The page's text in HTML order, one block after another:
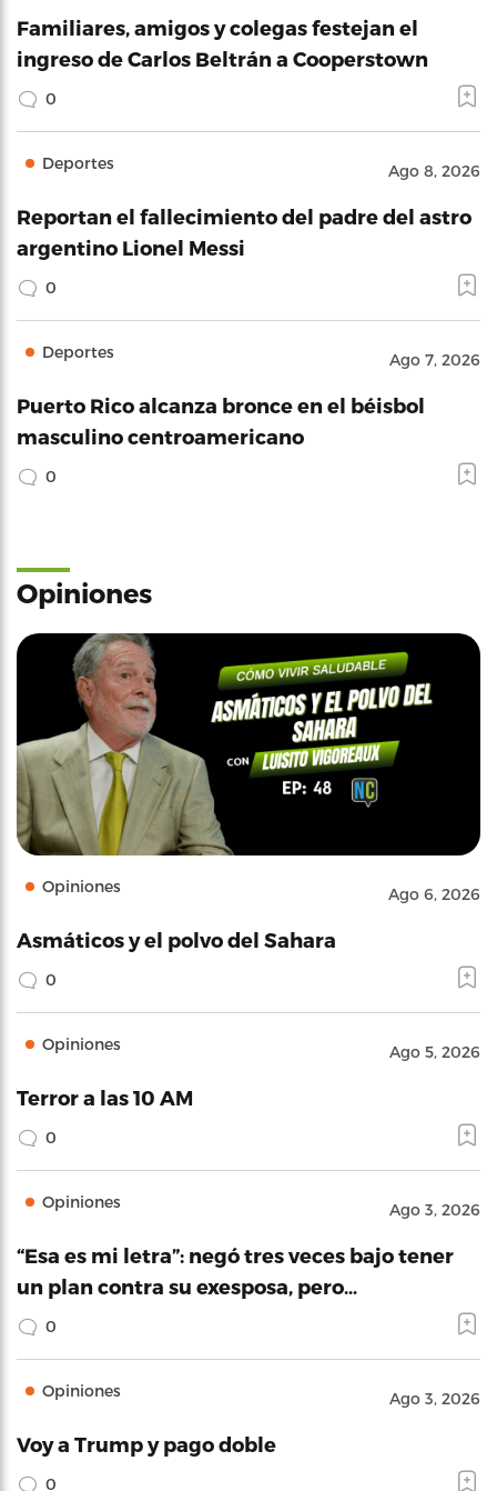
Familiares, amigos y colegas festejan el
ingreso de Carlos Beltrán a Cooperstown
0
Deportes Ago 8, 2026
Reportan el fallecimiento del padre del astro
argentino Lionel Messi
0
Deportes Ago 7, 2026
Puerto Rico alcanza bronce en el béisbol
masculino centroamericano
0
Opiniones
Opiniones Ago 6, 2026
Asmáticos y el polvo del Sahara
0
Opiniones Ago 5, 2026
Terror a las 10 AM
0
Opiniones Ago 3, 2026
“Esa es mi letra”: negó tres veces bajo tener
un plan contra su exesposa, pero…
0
Opiniones Ago 3, 2026
Voy a Trump y pago doble
0